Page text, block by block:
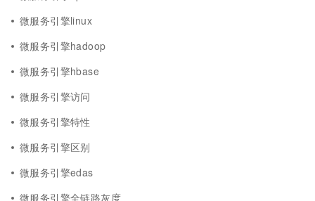
微服务引擎linux
微服务引擎hadoop
微服务引擎hbase
微服务引擎访问
微服务引擎特性
微服务引擎区别
微服务引擎edas
微服务引擎全链路灰度